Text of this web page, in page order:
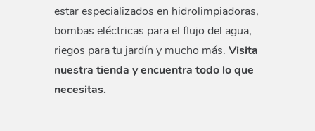
estar especializados en hidrolimpiadoras,
bombas eléctricas para el flujo del agua,
riegos para tu jardín y mucho más. Visita
nuestra tienda y encuentra todo lo que
necesitas.